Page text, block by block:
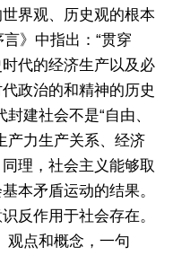
界观、历史观的根本
》中指出：“贯穿
代的经济生产以及必
政治的和精神的历史
建社会不是“自由、
产力生产关系、经济
理，社会主义能够取
本矛盾运动的结果。
反作用于社会存在。
观点和概念，一句